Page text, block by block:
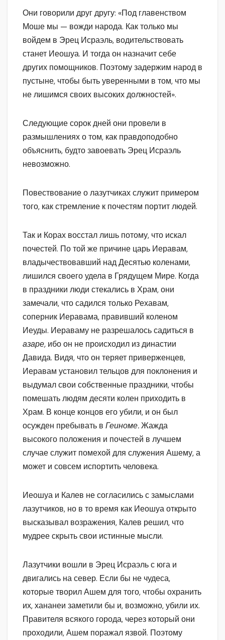
Они говорили друг другу: «Под главенством
Моше мы — вожди народа. Как только мы
войдем в Эрец Исраэль, водительствовать
станет Иеошуа. И тогда он назначит себе
других помощников. Поэтому задержим народ в
пустыне, чтобы быть уверенными в том, что мы
не лишимся своих высоких должностей».
Следующие сорок дней они провели в
размышлениях о том, как правдоподобно
объяснить, будто завоевать Эрец Исраэль
невозможно.
Повествование о лазутчиках служит примером
того, как стремление к почестям портит людей.
Так и Корах восстал лишь потому, что искал
почестей. По той же причине царь Иеравам,
владычествовавший над Десятью коленами,
лишился своего удела в Грядущем Мире. Когда
в праздники люди стекались в Храм, они
замечали, что садился только Рехавам,
соперник Иеравама, правивший коленом
Иеуды. Иераваму не разрешалось садиться в
азаре, ибо он не происходил из династии
Давида. Видя, что он теряет приверженцев,
Иеравам установил тельцов для поклонения и
выдумал свои собственные праздники, чтобы
помешать людям десяти колен приходить в
Храм. В конце концов его убили, и он был
осужден пребывать в Геиноме.Жажда
высокого положения и почестей в лучшем
случае служит помехой для служения Ашему, а
может и совсем испортить человека.
Иеошуа и Калев не согласились с замыслами
лазутчиков, но в то время как Иеошуа открыто
высказывал возражения, Калев решил, что
мудрее скрыть свои истинные мысли.
Лазутчики вошли в Эрец Исраэль с юга и
двигались на север. Если бы не чудеса,
которые творил Ашем для того, чтобы охранить
их, хананеи заметили бы и, возможно, убили их.
Правителя всякого города, через который они
проходили, Ашем поражал язвой. Поэтому